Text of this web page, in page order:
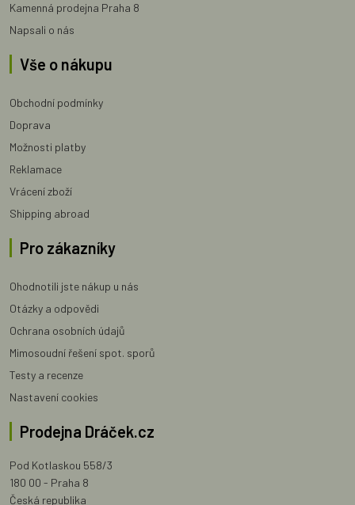
Kamenná prodejna Praha 8
Napsali o nás
Vše o nákupu
Obchodní podmínky
Doprava
Možnosti platby
Reklamace
Vrácení zboží
Shipping abroad
Pro zákazníky
Ohodnotili jste nákup u nás
Otázky a odpovědi
Ochrana osobních údajů
Mimosoudní řešení spot. sporů
Testy a recenze
Nastavení cookies
Prodejna Dráček.cz
Pod Kotlaskou 558/3
180 00 - Praha 8
Česká republika